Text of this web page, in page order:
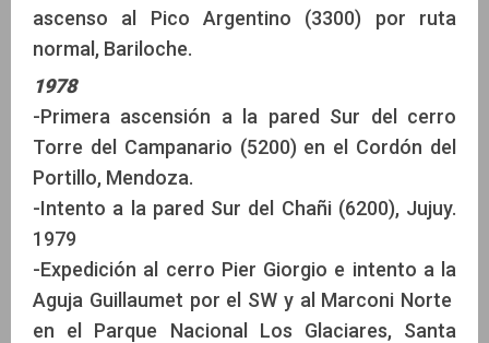
ascenso al Pico Argentino (3300) por ruta
normal, Bariloche.
1978
-Primera ascensión a la pared Sur del cerro
Torre del Campanario (5200) en el Cordón del
Portillo, Mendoza.
-Intento a la pared Sur del Chañi (6200), Jujuy.
1979
-Expedición al cerro Pier Giorgio e intento a la
Aguja Guillaumet por el SW y al Marconi Norte
en el Parque Nacional Los Glaciares, Santa